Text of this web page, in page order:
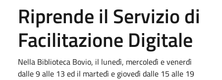
Riprende il Servizio di
Facilitazione Digitale
Nella Biblioteca Bovio, il lunedì, mercoledì e venerdì
dalle 9 alle 13 ed il martedì e giovedì dalle 15 alle 19